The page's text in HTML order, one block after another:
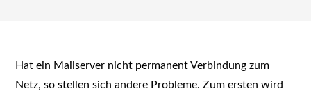
Hat ein Mailserver nicht permanent Verbindung zum
Netz, so stellen sich andere Probleme. Zum ersten wird